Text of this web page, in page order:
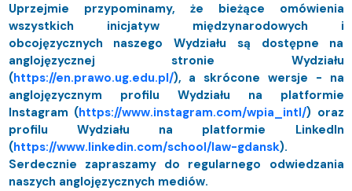
Uprzejmie przypominamy, że bieżące omówienia
wszystkich inicjatyw międzynarodowych i
obcojęzycznych naszego Wydziału są dostępne na
anglojęzycznej stronie Wydziału
(https://en.prawo.ug.edu.pl/), a skrócone wersje - na
anglojęzycznym profilu Wydziału na platformie
Instagram (https://www.instagram.com/wpia_intl/) oraz
profilu Wydziału na platformie LinkedIn
(https://www.linkedin.com/school/law-gdansk).
Serdecznie zapraszamy do regularnego odwiedzania
naszych anglojęzycznych mediów.